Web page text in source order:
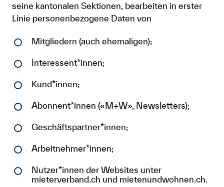
seine kantonalen Sektionen, bearbeiten in erster
Linie personenbezogene Daten von
Mitgliedern (auch ehemaligen);
Interessent*innen;
Kund*innen;
Abonnent*innen («M+W», Newsletters);
Geschäftspartner*innen;
Arbeitnehmer*innen;
Nutzer*innen der Websites unter
mieterverband.ch und mietenundwohnen.ch.